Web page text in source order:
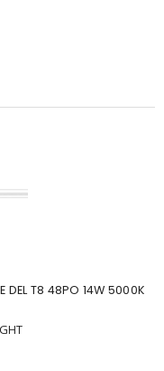
DEL T8 48PO 14W 5000K